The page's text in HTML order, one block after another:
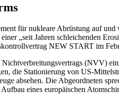
für nukleare Abrüstung auf und
„seit Jahren schleichenden
NEW START im
(NVV)
die Stationierung von US-
absehen. Die Abgeordneten
eines europäischen